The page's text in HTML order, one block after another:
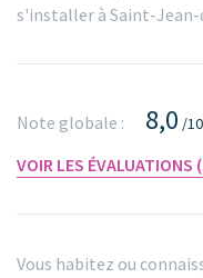
s'installer à Saint-Jean-
Note globale : 8,0 /10
VOIR LES ÉVALUATIONS
Vous habitez ou